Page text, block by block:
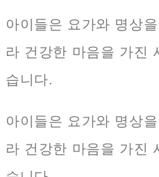
아이들은 요가와 명상
라 건강한 마음을 가진
습니다.
아이들은 요가와 명상
라 건강한 마음을 가진